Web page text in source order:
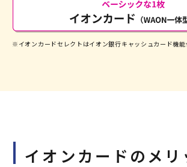
※イオンカードセレクトはイオン銀行キャッシュカード機能
イオンカードのメリ